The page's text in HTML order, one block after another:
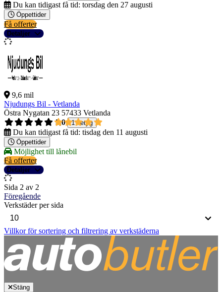
Du kan tidigast få tid: torsdag den 27 augusti
Öppettider
Få offerter
Detaljer
9,6 mil
Njudungs Bil - Vetlanda
Östra Nygatan 23 57433 Vetlanda
5,0
1 betyg
Du kan tidigast få tid: tisdag den 11 augusti
Öppettider
Möjlighet till lånebil
Få offerter
Detaljer
Sida 2 av 2
Föregående
Verkstäder per sida
Villkor för sortering och filtrering av verkstäderna
Stäng